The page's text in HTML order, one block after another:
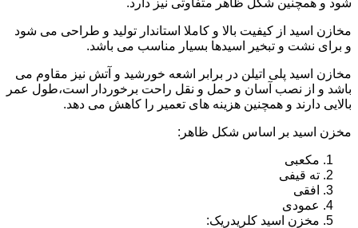
مخازن اسید از کیفیت بالا و کاملا استاندار تولید و طراحی می شود
و برای نشت و تبخیر اسیدها بسیار مناسب می باشد.
مخازن اسید پلی اتیلن در برابر اشعه خورشید و آتش نیز مقاوم می
باشد و از نصب آسان و حمل و نقل راحت برخوردار است،طول عمر
بالایی دارند و همچنین هزینه های تعمیر را کاهش می دهد.
مخزن اسید بر اساس شکل ظاهر:
مکعبی
ته قیفی
افقی
عمودی
مخزن اسید کلریدریک: